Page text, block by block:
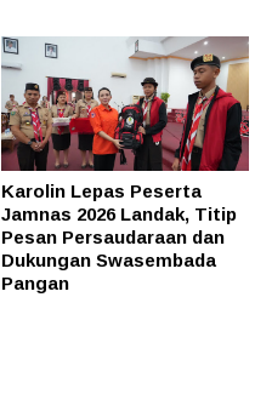
Karolin Lepas Peserta
Jamnas 2026 Landak, Titip
Pesan Persaudaraan dan
Dukungan Swasembada
Pangan